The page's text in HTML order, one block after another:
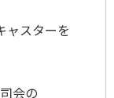
ャスターを
会の